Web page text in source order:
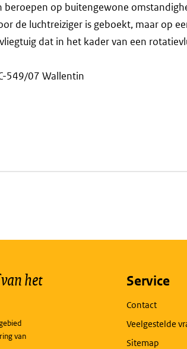
beroepen op buitengewone
de luchtreiziger is geboekt, maar op
dat in het kader van een
549/07 Wallentin
het
van
Service
Contact
Veelgestelde
Sitemap